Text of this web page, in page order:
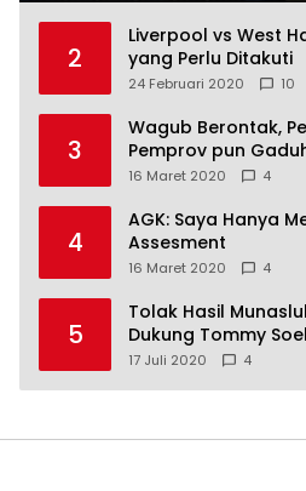
2
Liverpool vs West
yang Perlu Ditakuti
24 Februari 2020 10
3
Wagub Berontak,
Pemprov pun
16 Maret 2020 4
4
AGK: Saya Hanya
Assesment
16 Maret 2020 4
5
Tolak Hasil
Dukung Tommy
17 Juli 2020 4